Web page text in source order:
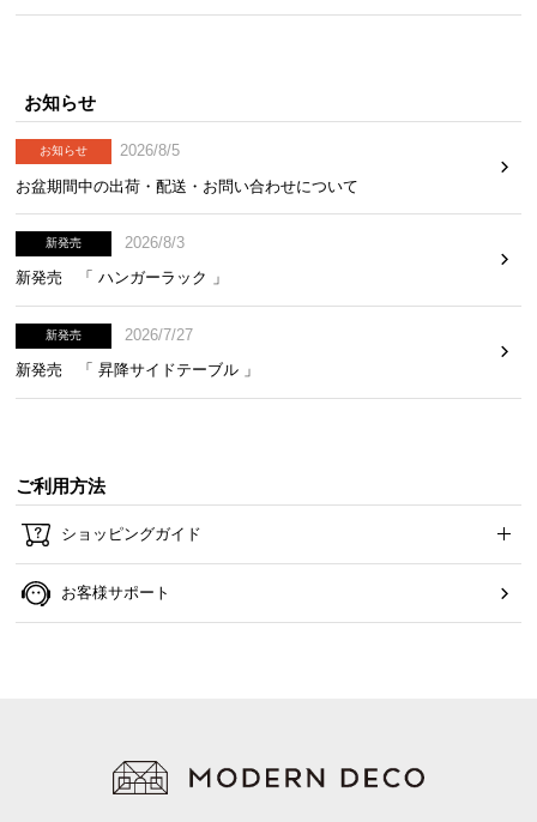
お知らせ
お知らせ
2026/8/5
お盆期間中の出荷・配送・お問い合わせについて
新発売
2026/8/3
新発売 「 ハンガーラック 」
新発売
2026/7/27
新発売 「 昇降サイドテーブル 」
ご利用方法
ショッピングガイド
お客様サポート